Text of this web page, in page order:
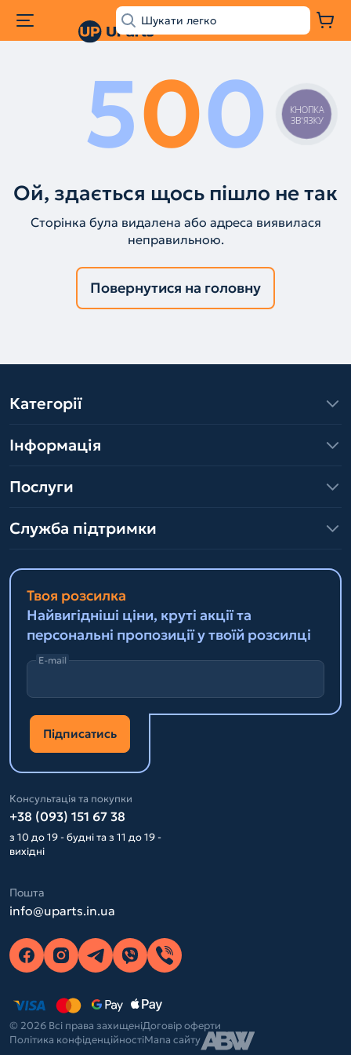
500
Ой, здається щось пішло не так
Сторінка була видалена або адреса виявилася
неправильною.
Повернутися на головну
Категорії
Інформація
Послуги
Служба підтримки
Твоя розсилка
Найвигідніші ціни, круті акції та
персональні пропозиції у твоїй розсилці
E-mail
Підписатись
Консультація та покупки
+38 (093) 151 67 38
з 10 до 19 - будні та з 11 до 19 -
вихідні
Пошта
info@uparts.in.ua
© 2026 Всі права захищеніДоговір оферти
Політика конфіденційностіМапа сайту
КНОПКА
ЗВ'ЯЗКУ